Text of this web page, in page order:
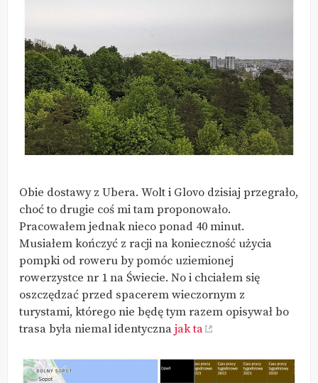
Obie dostawy z Ubera. Wolt i Glovo dzisiaj przegrało,
choć to drugie coś mi tam proponowało.
Pracowałem jednak nieco ponad 40 minut.
Musiałem kończyć z racji na konieczność użycia
pompki od roweru by pomóc uziemionej
rowerzystce nr 1 na Świecie. No i chciałem się
oszczędzać przed spacerem wieczornym z
turystami, którego nie będę tym razem opisywał bo
trasa była niemal identycznajak ta